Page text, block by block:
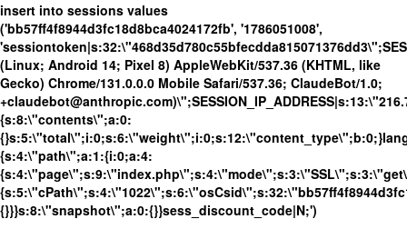
insert into sessions values
('bb57ff4f8944d3fc18d8bca4024172fb', '1786051008',
(Linux; Android 14; Pixel 8) AppleWebKit/537.36 (KHTML, like
Gecko) Chrome/131.0.0.0 Mobile Safari/537.36; ClaudeBot/1.0;
{s:8:\"contents\";a:0:
{s:4:\"path\";a:1:{i:0;a:4:
{}}}s:8:\"snapshot\";a:0:{}}sess_discount_code|N;')